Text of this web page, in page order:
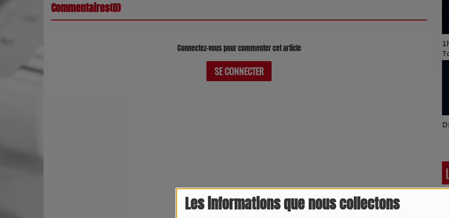
Les informations que nous collectons
Commentaires(0)
Connectez-vous pour commenter cet article
SE CONNECTER